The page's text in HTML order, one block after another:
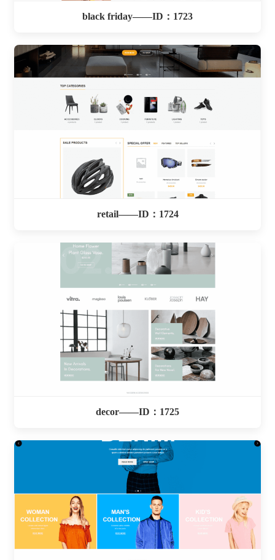
black friday——ID：1723
retail——ID：1724
decor——ID：1725